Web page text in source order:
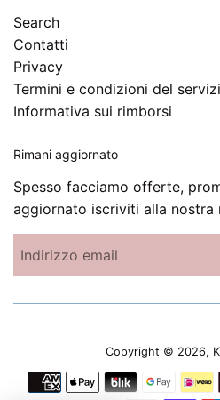
Search
Contatti
Privacy
Termini e condizioni del
Informativa sui rimborsi
Rimani aggiornato
Spesso facciamo offerte,
aggiornato iscriviti alla nostra
Copyright © 2026,